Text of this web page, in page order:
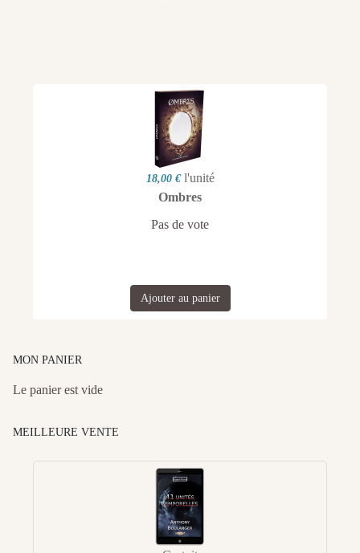
18,00 € l'unité
Ombres
Pas de vote
Ajouter au panier
MON PANIER
Le panier est vide
MEILLEURE VENTE